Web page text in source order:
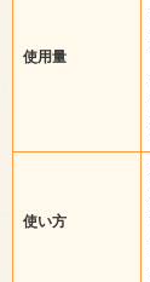
使用量
使い方